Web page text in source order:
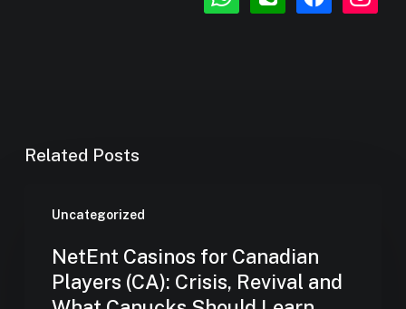
square
Related Posts
Uncategorized
NetEnt Casinos for Canadian
Players (CA): Crisis, Revival and